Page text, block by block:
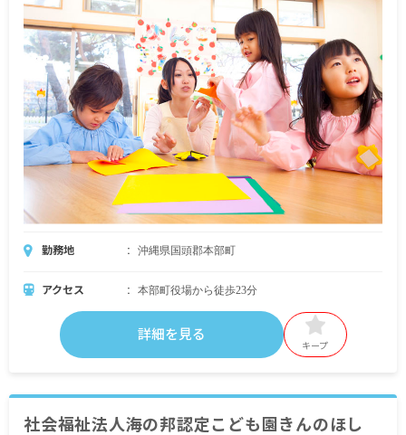
勤務地 沖縄県国頭郡本部町
アクセス 本部町役場から徒歩23分
詳細を見る
キープ
社会福祉法人海の邦認定こども園きんのほし